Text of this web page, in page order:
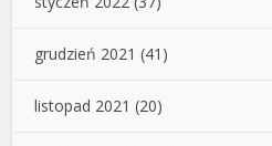
grudzień 2021 (41)
listopad 2021 (20)